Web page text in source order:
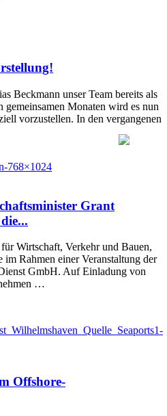
Beckmann unser Team bereits als
gemeinsamen Monaten wird es nun
vorzustellen. In den vergangenen
Grant
Wirtschaft, Verkehr und Bauen,
Rahmen einer Veranstaltung der
GmbH. Auf Einladung von
…
Offshore-